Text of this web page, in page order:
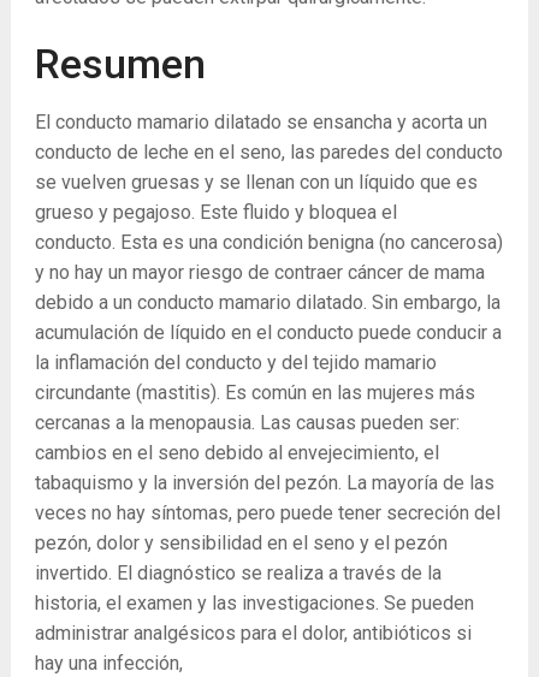
Resumen
El conducto mamario dilatado se ensancha y acorta un
conducto de leche en el seno, las paredes del conducto
se vuelven gruesas y se llenan con un líquido que es
grueso y pegajoso. Este fluido y bloquea el
conducto. Esta es una condición benigna (no cancerosa)
y no hay un mayor riesgo de contraer cáncer de mama
debido a un conducto mamario dilatado. Sin embargo, la
acumulación de líquido en el conducto puede conducir a
la inflamación del conducto y del tejido mamario
circundante (mastitis). Es común en las mujeres más
cercanas a la menopausia. Las causas pueden ser:
cambios en el seno debido al envejecimiento, el
tabaquismo y la inversión del pezón. La mayoría de las
veces no hay síntomas, pero puede tener secreción del
pezón, dolor y sensibilidad en el seno y el pezón
invertido. El diagnóstico se realiza a través de la
historia, el examen y las investigaciones. Se pueden
administrar analgésicos para el dolor, antibióticos si
hay una infección,